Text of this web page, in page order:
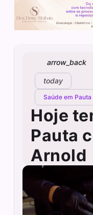
arrow_back
today
Saúde em Pauta
Hoje
Pauta
Arnold